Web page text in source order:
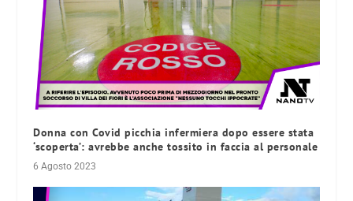
Donna con Covid picchia infermiera dopo essere stata
‘scoperta’: avrebbe anche tossito in faccia al personale
6 Agosto 2023